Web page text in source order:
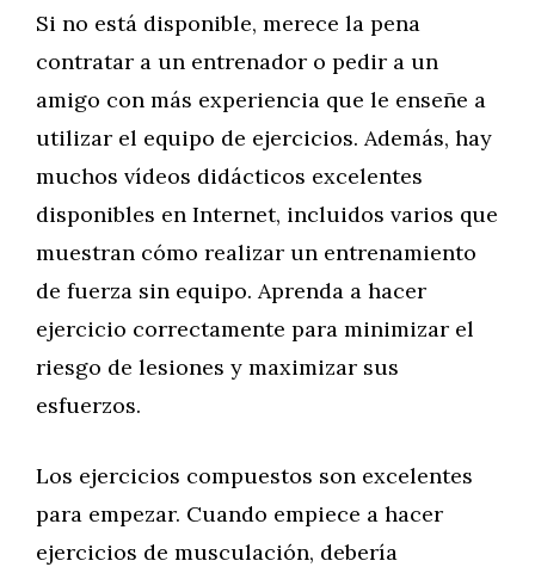
Si no está disponible, merece la pena
contratar a un entrenador o pedir a un
amigo con más experiencia que le enseñe a
utilizar el equipo de ejercicios. Además, hay
muchos vídeos didácticos excelentes
disponibles en Internet, incluidos varios que
muestran cómo realizar un entrenamiento
de fuerza sin equipo. Aprenda a hacer
ejercicio correctamente para minimizar el
riesgo de lesiones y maximizar sus
esfuerzos.
Los ejercicios compuestos son excelentes
para empezar. Cuando empiece a hacer
ejercicios de musculación, debería